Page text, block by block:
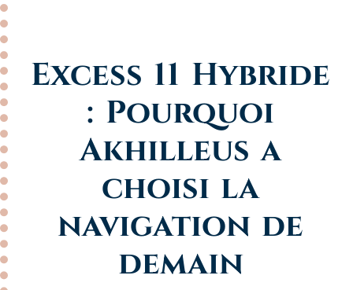
Excess 11 Hybride
: Pourquoi
Akhilleus a
choisi la
navigation de
demain